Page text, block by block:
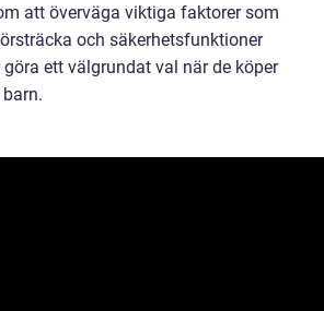
att överväga viktiga faktorer som
och säkerhetsfunktioner
ett välgrundat val när de köper